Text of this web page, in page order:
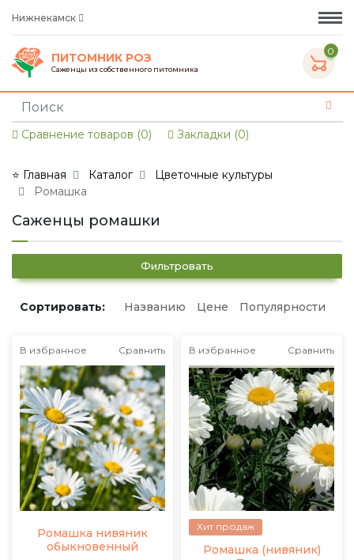
Нижнекамск
ПИТОМНИК РОЗ
Саженцы из собственного питомника
0
Сравнение товаров (0) Закладки (0)
⭐ Главная Каталог
Цветочные культуры
Ромашка
Саженцы ромашки
Фильтровать
Сортировать: Названию Цене Популярности
В избранное Сравнить
Ромашка нивяник
обыкновенный
В избранное Сравнить
Хит продаж
Ромашка (нивяник)